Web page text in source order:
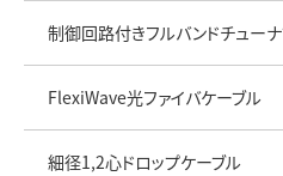
制御回路付きフルバンドチュー
FlexiWave光ファイバケーブル
細径1,2心ドロップケーブル